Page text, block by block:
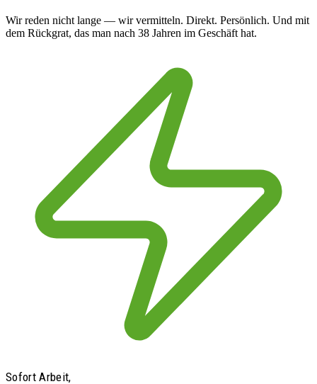
Wir reden nicht lange — wir vermitteln. Direkt. Persönlich. Und mit
dem Rückgrat, das man nach 38 Jahren im Geschäft hat.
Sofort Arbeit,